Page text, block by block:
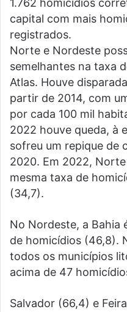
1.762 homicídios
capital com mais
registrados.
Norte e Nordeste
semelhantes na taxa
Atlas. Houve
partir de 2014, com
por cada 100 mil
2022 houve queda, à
sofreu um repique de
2020. Em 2022,
mesma taxa de
(34,7).
No Nordeste, a Bahia
de homicídios (46,8).
todos os municípios
acima de 47
Salvador (66,4) e